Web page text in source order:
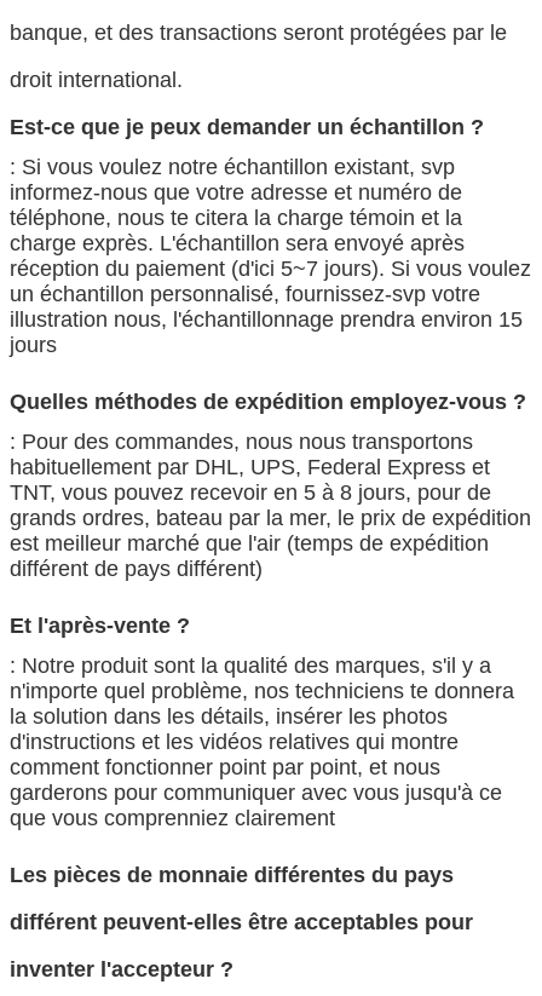
banque, et des transactions seront protégées par le
droit international.
Est-ce que je peux demander un échantillon ?
: Si vous voulez notre échantillon existant, svp
informez-nous que votre adresse et numéro de
téléphone, nous te citera la charge témoin et la
charge exprès. L'échantillon sera envoyé après
réception du paiement (d'ici 5~7 jours). Si vous voulez
un échantillon personnalisé, fournissez-svp votre
illustration nous, l'échantillonnage prendra environ 15
jours
Quelles méthodes de expédition employez-vous ?
: Pour des commandes, nous nous transportons
habituellement par DHL, UPS, Federal Express et
TNT, vous pouvez recevoir en 5 à 8 jours, pour de
grands ordres, bateau par la mer, le prix de expédition
est meilleur marché que l'air (temps de expédition
différent de pays différent)
Et l'après-vente ?
: Notre produit sont la qualité des marques, s'il y a
n'importe quel problème, nos techniciens te donnera
la solution dans les détails, insérer les photos
d'instructions et les vidéos relatives qui montre
comment fonctionner point par point, et nous
garderons pour communiquer avec vous jusqu'à ce
que vous comprenniez clairement
Les pièces de monnaie différentes du pays
différent peuvent-elles être acceptables pour
inventer l'accepteur ?